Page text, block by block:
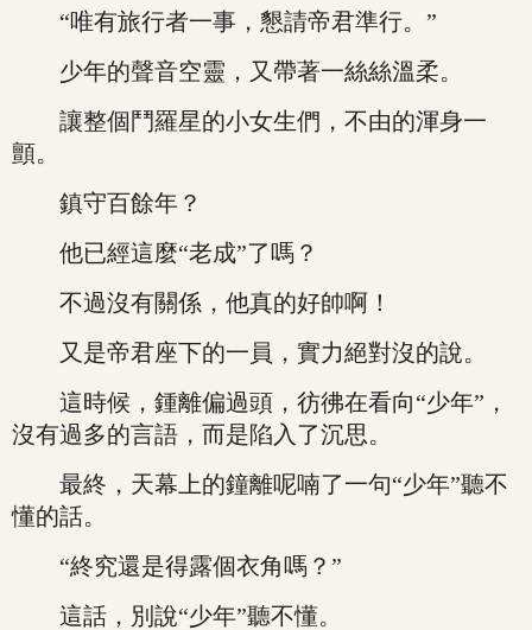
“唯有旅行者一事，懇請帝君準行。”
少年的聲音空靈，又帶著一絲絲溫柔。
讓整個鬥羅星的小女生們，不由的渾身一
顫。
鎮守百餘年？
他已經這麼“老成”了嗎？
不過沒有關係，他真的好帥啊！
又是帝君座下的一員，實力絕對沒的說。
這時候，鍾離偏過頭，彷彿在看向“少年”，
沒有過多的言語，而是陷入了沉思。
最終，天幕上的鐘離呢喃了一句“少年”聽不
懂的話。
“終究還是得露個衣角嗎？”
這話，別說“少年”聽不懂。